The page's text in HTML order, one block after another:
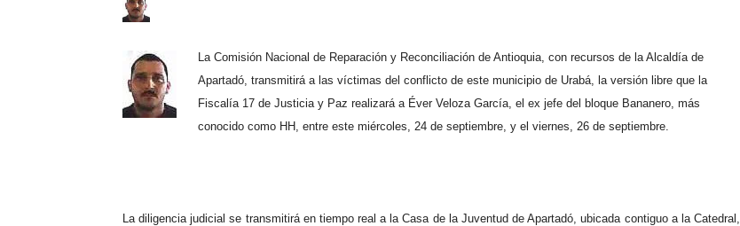
La Comisión Nacional de Reparación y Reconciliación de Antioquia, con recursos de la Alcaldía de
Apartadó, transmitirá a las víctimas del conflicto de este municipio de Urabá, la versión libre que la
Fiscalía 17 de Justicia y Paz realizará a Éver Veloza García, el ex jefe del bloque Bananero, más
conocido como HH, entre este miércoles, 24 de septiembre, y el viernes, 26 de septiembre.
La diligencia judicial se transmitirá en tiempo real a la Casa de la Juventud de Apartadó, ubicada contiguo a la Catedral,